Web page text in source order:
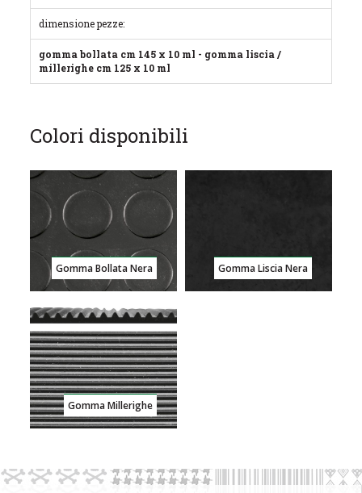
dimensione pezze:
gomma bollata cm 145 x 10 ml - gomma liscia /
millerighe cm 125 x 10 ml
Colori disponibili
Gomma Bollata Nera Gomma Liscia Nera
Gomma Millerighe